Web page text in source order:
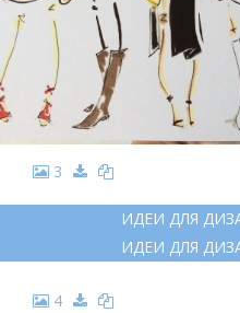
3
ИДЕИ ДЛЯ
ИДЕИ ДЛЯ
4